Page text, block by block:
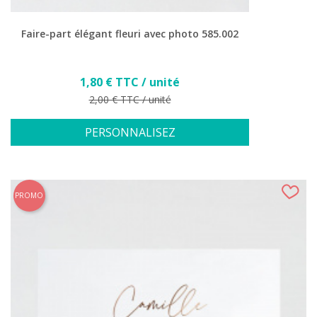
Faire-part élégant fleuri avec photo 585.002
Prix
1,80 € TTC / unité
Prix de base
2,00 € TTC / unité
PERSONNALISEZ
PROMO